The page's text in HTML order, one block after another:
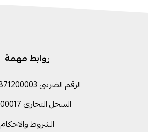
روابط مهمة
الرقم الضريبي 301297871200003
السجل التجاري 1132100017
الشروط والاحكام